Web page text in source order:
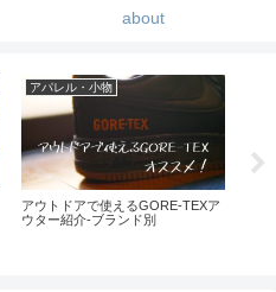
about
アパレル・小物
アウトドアで使えるGORE-TEXア
ウター紹介-ブランド別